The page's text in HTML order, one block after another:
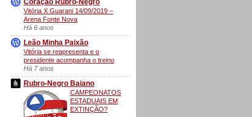
Vitória X Guarani 14/09/2019 –
Arena Fonte Nova
Há 6 anos
Leão Minha Paixão
Vitória se reapresenta e o
presidente acompanha o treino
Há 7 anos
Rubro-Negro Baiano
CAMPEONATOS
ESTADUAIS EM
EXTINÇÃO?